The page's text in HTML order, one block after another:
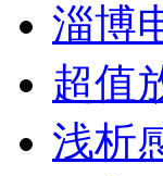
淄博
超值
浅析